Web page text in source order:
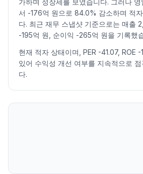
2026.07.20
36050363503085031750-11.31
2026.07.21
31000313502850030600-3.62
2026.07.22
312003265030600317003.59
2026.07.23
3195037250310503640014.83
2026.07.24
37750378003380034150-6.18
2026.07.27
2026.07.28
31250312502920029900-7.72
2026.07.29
29900304502575027000-9.70
가하며 성장세를 보였습니다. 그러나
서 -176억 원으로 84.0% 감소하며 적
다. 최근 재무 스냅샷 기준으로는 매출
-195억 원, 순이익 -265억 원을 기록했
현재 적자 상태이며, PER -41.07, ROE -
있어 수익성 개선 여부를 지속적으로
다.